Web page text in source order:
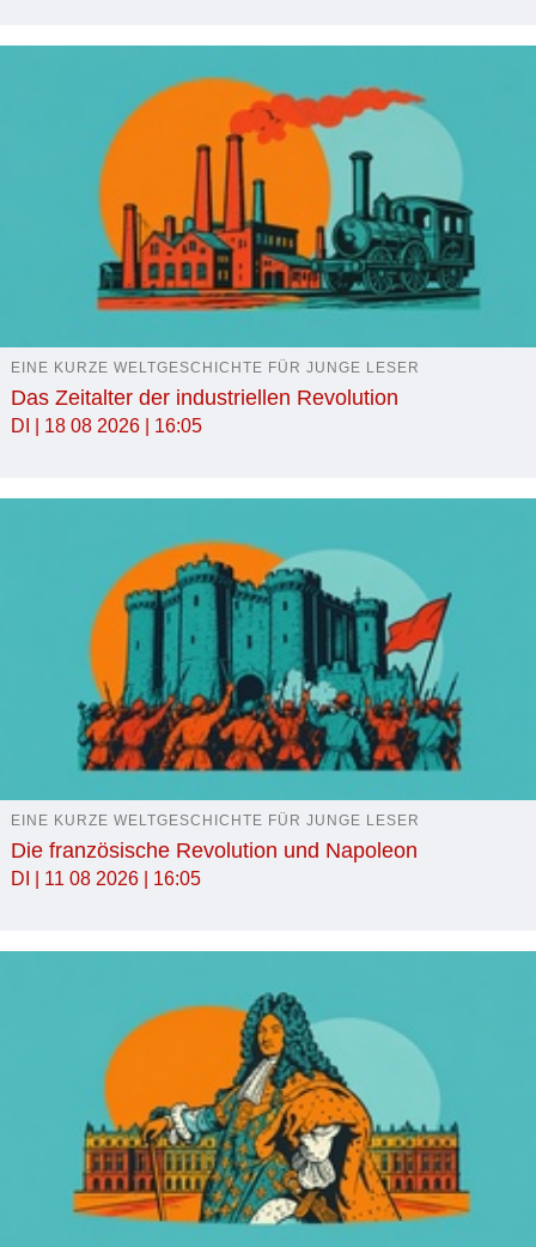
EINE KURZE WELTGESCHICHTE FÜR JUNGE LESER
Das Zeitalter der industriellen Revolution
DI | 18 08 2026 | 16:05
EINE KURZE WELTGESCHICHTE FÜR JUNGE LESER
Die französische Revolution und Napoleon
DI | 11 08 2026 | 16:05